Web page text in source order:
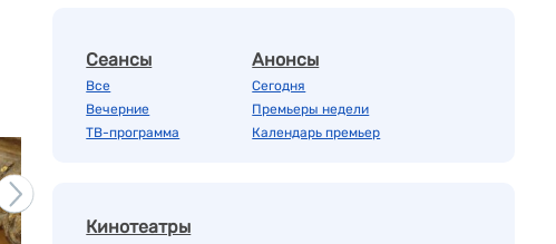
Сеансы
Все
Вечерние
ТВ-программа
Анонсы
Сегодня
Премьеры недели
Календарь премьер
Кинотеатры